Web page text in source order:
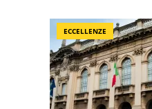
ECCELLENZE